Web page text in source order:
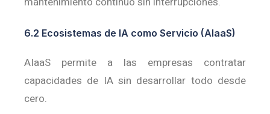
6.2 Ecosistemas de IA como Servicio (AIaaS)
AIaaS permite a las empresas contratar
capacidades de IA sin desarrollar todo desde
cero.